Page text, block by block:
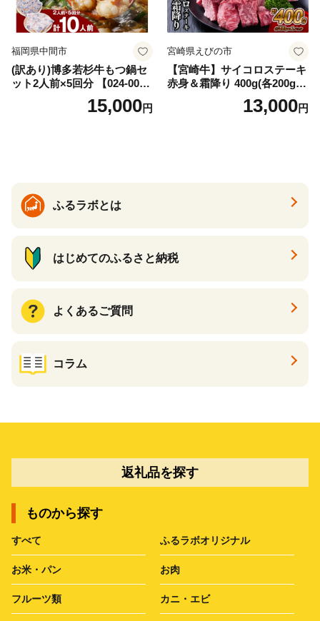
福岡県中間市
(訳あり)博多若杉牛もつ鍋セ
ット2人前×5回分 【024-002
15,000円
宮崎県えびの市
【宮崎牛】サイコロステーキ
赤身＆霜降り 400g(各200g×
１P 計2P) 真空パック 冷凍
13,000円
ふるラボとは
はじめてのふるさと納税
よくあるご質問
コラム
返礼品を探す
ものから探す
すべて ふるラボオリジナル
お米・パン お肉
フルーツ類 カニ・エビ